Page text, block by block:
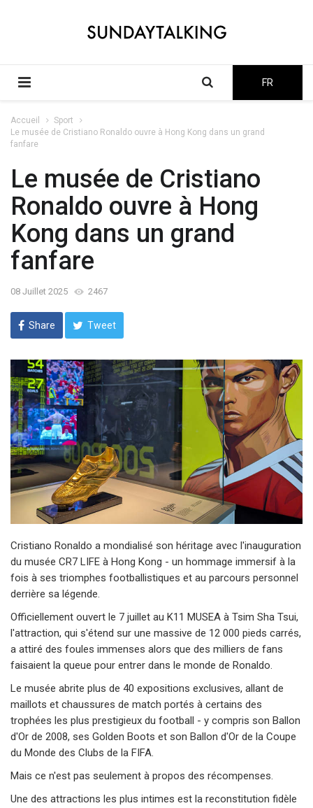
FR
Accueil
Sport
Le musée de Cristiano Ronaldo ouvre à Hong Kong dans un grand
fanfare
Le musée de Cristiano
Ronaldo ouvre à Hong
Kong dans un grand
fanfare
08 Juillet 2025 2467
Share Tweet
Cristiano Ronaldo a mondialisé son héritage avec l'inauguration
du musée CR7 LIFE à Hong Kong - un hommage immersif à la
fois à ses triomphes footballistiques et au parcours personnel
derrière sa légende.
Officiellement ouvert le 7 juillet au K11 MUSEA à Tsim Sha Tsui,
l'attraction, qui s'étend sur une massive de 12 000 pieds carrés,
a attiré des foules immenses alors que des milliers de fans
faisaient la queue pour entrer dans le monde de Ronaldo.
Le musée abrite plus de 40 expositions exclusives, allant de
maillots et chaussures de match portés à certains des
trophées les plus prestigieux du football - y compris son Ballon
d'Or de 2008, ses Golden Boots et son Ballon d'Or de la Coupe
du Monde des Clubs de la FIFA.
Mais ce n'est pas seulement à propos des récompenses.
Une des attractions les plus intimes est la reconstitution fidèle